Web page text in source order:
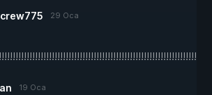
29 Oca
19 Oca